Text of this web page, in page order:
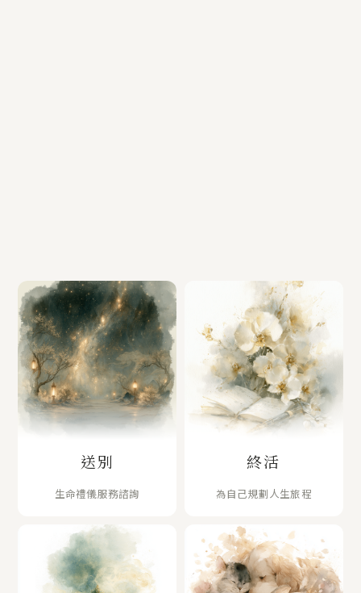
送別
生命禮儀服務諮詢
終活
為自己規劃人生旅程